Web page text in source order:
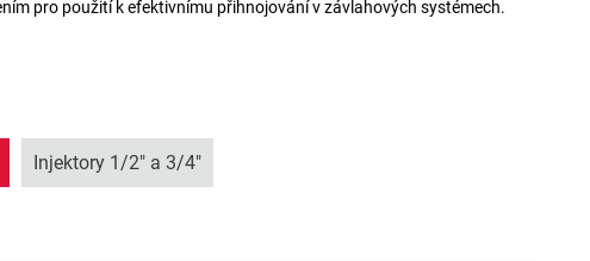
pro použití k efektivnímu přihnojování v závlahových systémech.
Injektory 1/2" a 3/4"